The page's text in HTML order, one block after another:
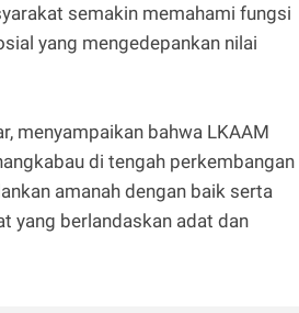
semakin memahami fungsi
yang mengedepankan nilai
menyampaikan bahwa LKAAM
di tengah perkembangan
amanah dengan baik serta
yang berlandaskan adat dan